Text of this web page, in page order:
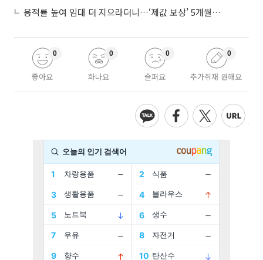
용적률 높여 임대 더 지으라더니…‘제값 보상’ 5개월째 국회에 발목
좋아요
0
화나요
0
슬퍼요
0
추가취재 원해요
0